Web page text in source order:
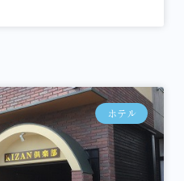
ホテル